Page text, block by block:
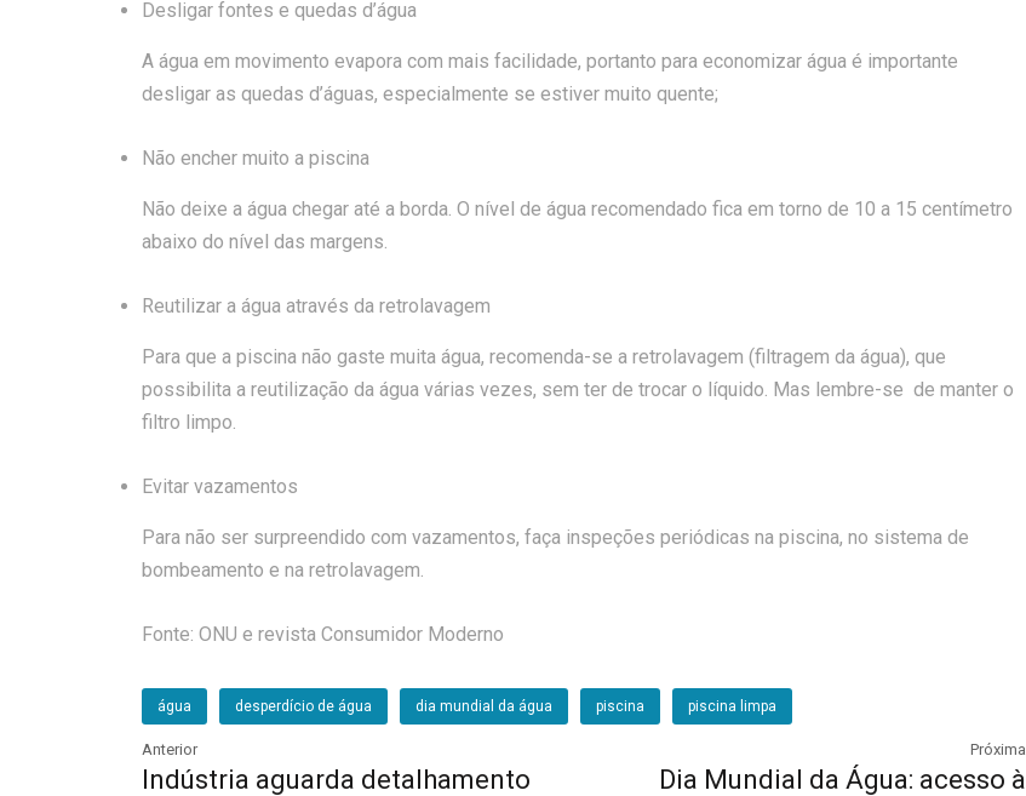
Desligar fontes e quedas d’água
A água em movimento evapora com mais facilidade, portanto para economizar água é importante
desligar as quedas d’águas, especialmente se estiver muito quente;
Não encher muito a piscina
Não deixe a água chegar até a borda. O nível de água recomendado fica em torno de 10 a 15 centímetro
abaixo do nível das margens.
Reutilizar a água através da retrolavagem
Para que a piscina não gaste muita água, recomenda-se a retrolavagem (filtragem da água), que
possibilita a reutilização da água várias vezes, sem ter de trocar o líquido. Mas lembre-se de manter o
filtro limpo.
Evitar vazamentos
Para não ser surpreendido com vazamentos, faça inspeções periódicas na piscina, no sistema de
bombeamento e na retrolavagem.
Fonte: ONU e revista Consumidor Moderno
água desperdício de água dia mundial da água piscina piscina limpa
Anterior
Indústria aguarda detalhamento
Próxima
Dia Mundial da Água: acesso à